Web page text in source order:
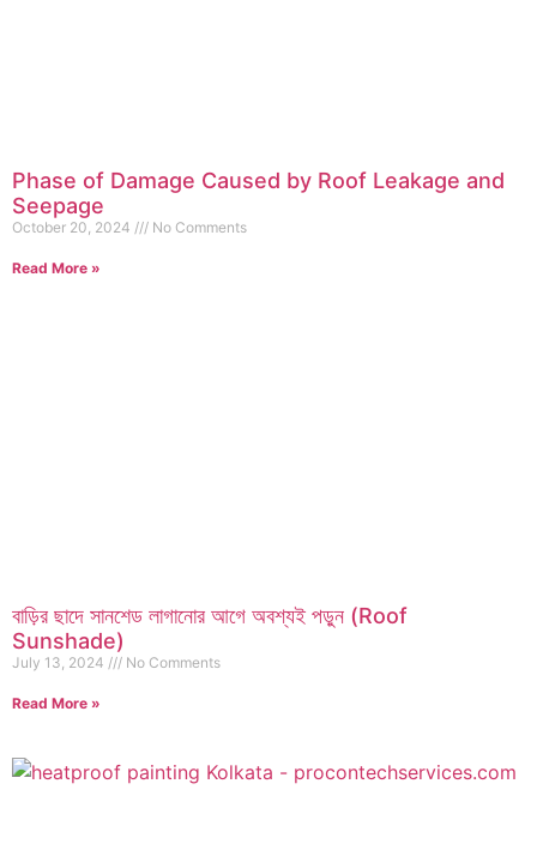
Phase of Damage Caused by Roof Leakage and
Seepage
October 20, 2024 No Comments
Read More »
বাড়ির ছাদে সানশেড লাগানোর আগে অবশ্যই পড়ুন (Roof
Sunshade)
July 13, 2024 No Comments
Read More »